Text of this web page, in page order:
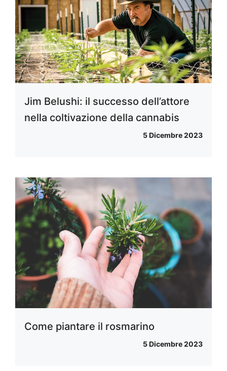
Jim Belushi: il successo dell’attore
nella coltivazione della cannabis
5 Dicembre 2023
Come piantare il rosmarino
5 Dicembre 2023